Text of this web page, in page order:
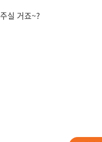
실 거죠~?